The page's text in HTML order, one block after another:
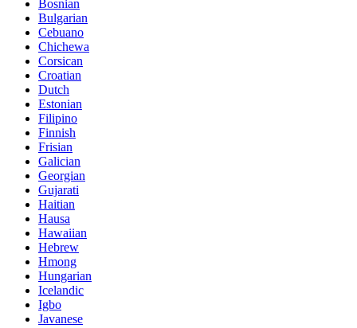
Bosnian
Bulgarian
Cebuano
Chichewa
Corsican
Croatian
Dutch
Estonian
Filipino
Finnish
Frisian
Galician
Georgian
Gujarati
Haitian
Hausa
Hawaiian
Hebrew
Hmong
Hungarian
Icelandic
Igbo
Javanese